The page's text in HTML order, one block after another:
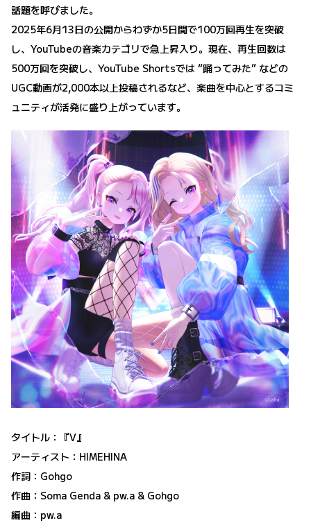
話題を呼びました。
2025年6月13日の公開からわずか5日間で100万回再生を突破
し、YouTubeの音楽カテゴリで急上昇入り。現在、再生回数は
500万回を突破し、YouTube Shortsでは “踊ってみた” などの
UGC動画が2,000本以上投稿されるなど、楽曲を中心とするコミ
ュニティが活発に盛り上がっています。
タイトル：『V』
アーティスト：HIMEHINA
作詞：Gohgo
作曲：Soma Genda & pw.a & Gohgo
編曲：pw.a